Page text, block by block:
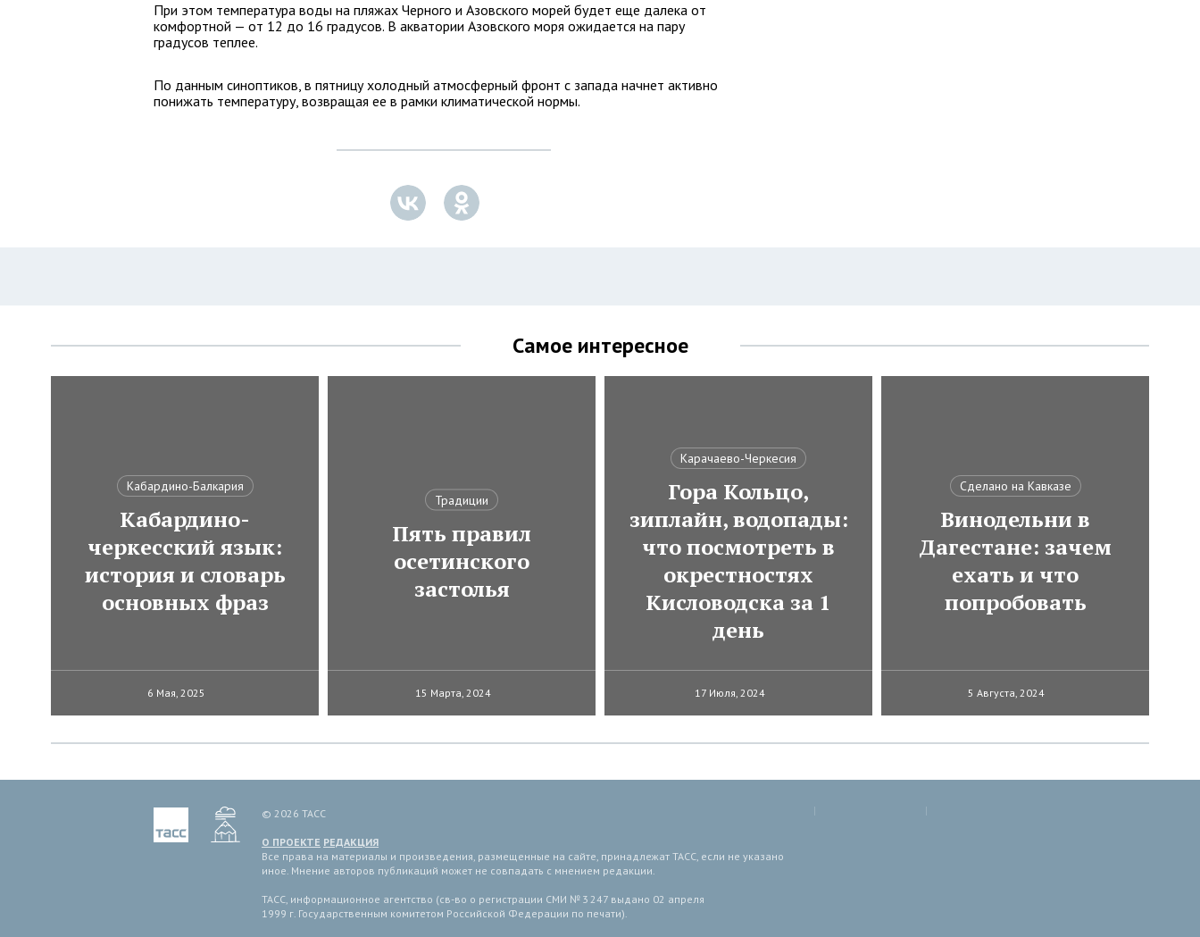
При этом температура воды на пляжах Черного и Азовского морей будет еще далека от
комфортной — от 12 до 16 градусов. В акватории Азовского моря ожидается на пару
градусов теплее.
По данным синоптиков, в пятницу холодный атмосферный фронт с запада начнет активно
понижать температуру, возвращая ее в рамки климатической нормы.
Самое интересное
Кабардино-Балкария
Кабардино-
черкесский язык:
история и словарь
основных фраз
6 Мая, 2025
Традиции
Пять правил
осетинского
застолья
15 Марта, 2024
Карачаево-Черкесия
Гора Кольцо,
зиплайн, водопады:
что посмотреть в
окрестностях
Кисловодска за 1
день
17 Июля, 2024
Сделано на Кавказе
Винодельни в
Дагестане: зачем
ехать и что
попробовать
5 Августа, 2024
© 2026 ТАСС
О ПРОЕКТЕ РЕДАКЦИЯ
Все права на материалы и произведения, размещенные на сайте, принадлежат ТАСС, если не указано
иное. Мнение авторов публикаций может не совпадать с мнением редакции.
ТАСС, информационное агентство (св-во о регистрации СМИ № 3 247 выдано 02 апреля
1999 г. Государственным комитетом Российской Федерации по печати).